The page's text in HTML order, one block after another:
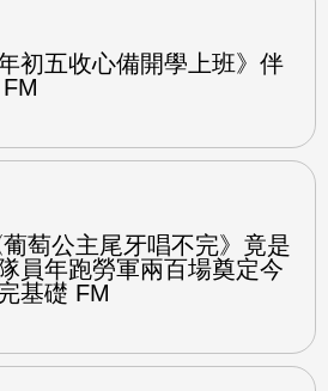
初五收心備開學上班》伴
萄公主尾牙唱不完》竟是
員年跑勞軍兩百場奠定今
基礎 FM